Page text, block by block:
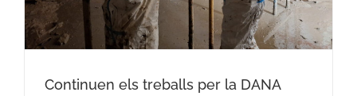
Continuen els treballs per la DANA